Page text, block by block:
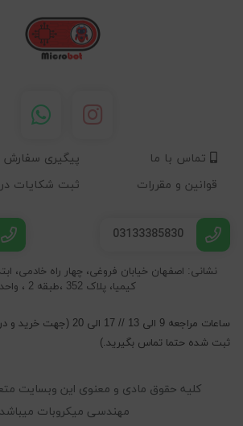
تماس با ما
پیگیری سفارش
قوانین و مقررات
ثبت شکایات
03133385830
کیمیا، پلاک 352 ،طبقه 2 ، واحد 4
ساعات مراجعه 9 الی 13 //
ثبت شده حتما تماس بگیرید.)
کلیه حقوق مادی و معنوی این وبسایت
مهندسی میکروبات